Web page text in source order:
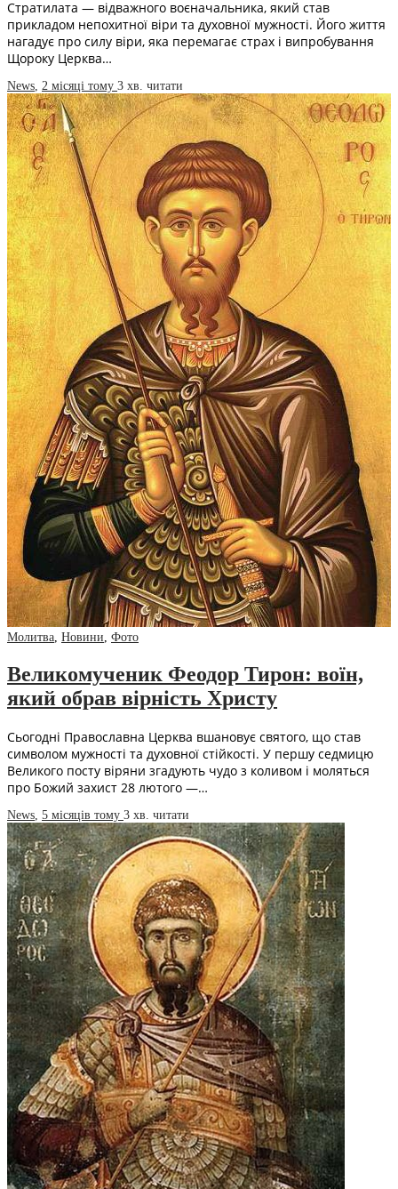
Стратилата — відважного воєначальника, який став
прикладом непохитної віри та духовної мужності. Його життя
нагадує про силу віри, яка перемагає страх і випробування
Щороку Церква…
News, 2 місяці тому 3 хв. читати
Молитва, Новини, Фото
Великомученик Феодор Тирон: воїн,
який обрав вірність Христу
Сьогодні Православна Церква вшановує святого, що став
символом мужності та духовної стійкості. У першу седмицю
Великого посту віряни згадують чудо з коливом і моляться
про Божий захист 28 лютого —…
News 5 місяців тому 3 хв. читати